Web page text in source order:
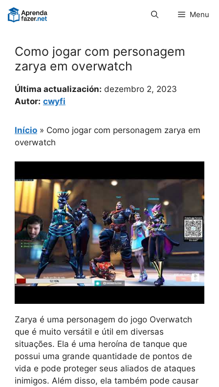
Pular
para
Menu
Como jogar com personagem
zarya em overwatch
Última actualización: dezembro 2, 2023
Autor: cwyfi
Início » Como jogar com personagem zarya em
overwatch
Zarya é uma personagem do jogo Overwatch
que é muito versátil e útil em diversas
situações. Ela é uma heroína de tanque que
possui uma grande quantidade de pontos de
vida e pode proteger seus aliados de ataques
inimigos. Além disso, ela também pode causar